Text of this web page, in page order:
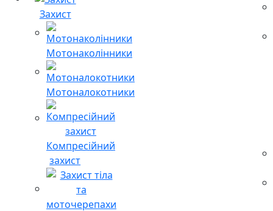
Захист
Мотонаколінники
Мотоналокотники
Компресійний
захист